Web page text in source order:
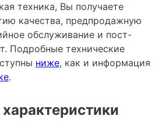
техника, Вы получаете
качества, предпродажную
обслуживание и пост-
Подробные технические
ниже, как и информация
.